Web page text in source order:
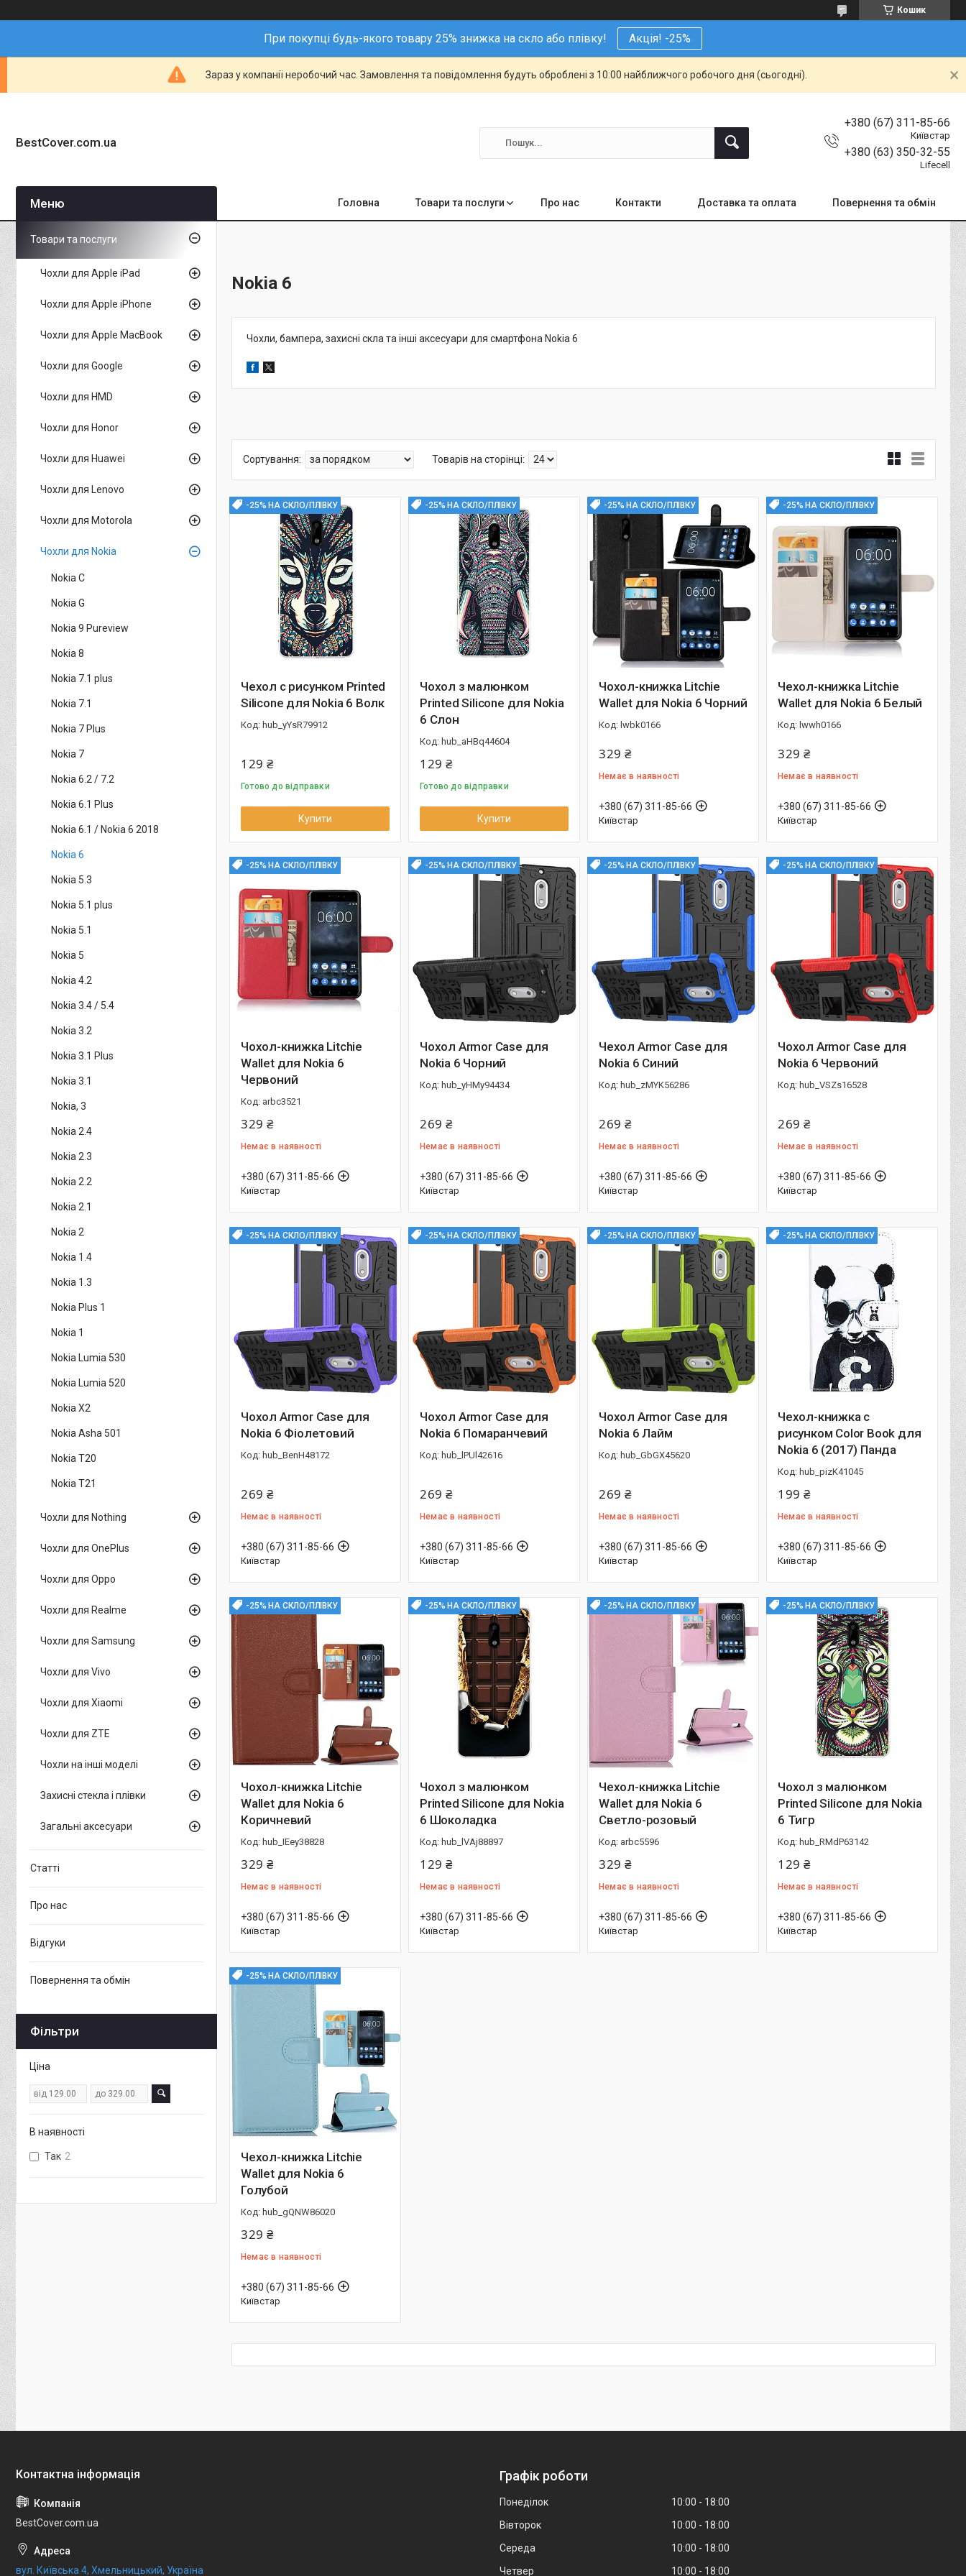
Кошик
При покупці будь-якого товару 25% знижка на скло або плівку! Акція! -25%
Зараз у компанії неробочий час. Замовлення та повідомлення будуть оброблені з 10:00 найближчого робочого дня (сьогодні).
BestCover.com.ua
+380 (67) 311-85-66
Київстар
+380 (63) 350-32-55
Lifecell
Головна Товари та послуги Про нас Контакти Доставка та оплата Повернення та обмін
Nokia 6
Чохли, бампера, захисні скла та інші аксесуари для смартфона Nokia 6
-25% НА СКЛО/ПЛІВКУ
Чехол с рисунком Printed
Silicone для Nokia 6 Волк
hub_yYsR79912
129 ₴
Готово до відправки
Купити
-25% НА СКЛО/ПЛІВКУ
Чохол з малюнком
Printed Silicone для Nokia
6 Слон
hub_aHBq44604
129 ₴
Готово до відправки
Купити
-25% НА СКЛО/ПЛІВКУ
Чохол-книжка Litchie
Wallet для Nokia 6 Чорний
lwbk0166
329 ₴
Немає в наявності
+380 (67) 311-85-66
Київстар
-25% НА СКЛО/ПЛІВКУ
Чехол-книжка Litchie
Wallet для Nokia 6 Белый
lwwh0166
329 ₴
Немає в наявності
+380 (67) 311-85-66
Київстар
-25% НА СКЛО/ПЛІВКУ
Чохол-книжка Litchie
Wallet для Nokia 6
Червоний
arbc3521
329 ₴
Немає в наявності
+380 (67) 311-85-66
Київстар
-25% НА СКЛО/ПЛІВКУ
Чохол Armor Case для
Nokia 6 Чорний
hub_yHMy94434
269 ₴
Немає в наявності
+380 (67) 311-85-66
Київстар
-25% НА СКЛО/ПЛІВКУ
Чехол Armor Case для
Nokia 6 Синий
hub_zMYK56286
269 ₴
Немає в наявності
+380 (67) 311-85-66
Київстар
-25% НА СКЛО/ПЛІВКУ
Чохол Armor Case для
Nokia 6 Червоний
hub_VSZs16528
269 ₴
Немає в наявності
+380 (67) 311-85-66
Київстар
-25% НА СКЛО/ПЛІВКУ
Чохол Armor Case для
Nokia 6 Фіолетовий
hub_BenH48172
269 ₴
Немає в наявності
+380 (67) 311-85-66
Київстар
-25% НА СКЛО/ПЛІВКУ
Чохол Armor Case для
Nokia 6 Помаранчевий
hub_lPUl42616
269 ₴
Немає в наявності
+380 (67) 311-85-66
Київстар
-25% НА СКЛО/ПЛІВКУ
Чохол Armor Case для
Nokia 6 Лайм
hub_GbGX45620
269 ₴
Немає в наявності
+380 (67) 311-85-66
Київстар
-25% НА СКЛО/ПЛІВКУ
Чехол-книжка с
рисунком Color Book для
Nokia 6 (2017) Панда
hub_pizK41045
199 ₴
Немає в наявності
+380 (67) 311-85-66
Київстар
-25% НА СКЛО/ПЛІВКУ
Чохол-книжка Litchie
Wallet для Nokia 6
Коричневий
hub_IEey38828
329 ₴
Немає в наявності
+380 (67) 311-85-66
Київстар
-25% НА СКЛО/ПЛІВКУ
Чохол з малюнком
Printed Silicone для Nokia
6 Шоколадка
hub_lVAj88897
129 ₴
Немає в наявності
+380 (67) 311-85-66
Київстар
-25% НА СКЛО/ПЛІВКУ
Чехол-книжка Litchie
Wallet для Nokia 6
Светло-розовый
arbc5596
329 ₴
Немає в наявності
+380 (67) 311-85-66
Київстар
-25% НА СКЛО/ПЛІВКУ
Чохол з малюнком
Printed Silicone для Nokia
6 Тигр
hub_RMdP63142
129 ₴
Немає в наявності
+380 (67) 311-85-66
Київстар
-25% НА СКЛО/ПЛІВКУ
Чехол-книжка Litchie
Wallet для Nokia 6
Голубой
hub_gQNW86020
329 ₴
Немає в наявності
+380 (67) 311-85-66
Київстар
Товари та послуги
Чохли для Apple iPad
Чохли для Apple iPhone
Чохли для Apple MacBook
Чохли для Google
Чохли для HMD
Чохли для Honor
Чохли для Huawei
Чохли для Lenovo
Чохли для Motorola
Чохли для Nokia
Nokia C
Nokia G
Nokia 9 Pureview
Nokia 8
Nokia 7.1 plus
Nokia 7.1
Nokia 7 Plus
Nokia 7
Nokia 6.2 / 7.2
Nokia 6.1 Plus
Nokia 6.1 / Nokia 6 2018
Nokia 6
Nokia 5.3
Nokia 5.1 plus
Nokia 5.1
Nokia 5
Nokia 4.2
Nokia 3.4 / 5.4
Nokia 3.2
Nokia 3.1 Plus
Nokia 3.1
Nokia, 3
Nokia 2.4
Nokia 2.3
Nokia 2.2
Nokia 2.1
Nokia 2
Nokia 1.4
Nokia 1.3
Nokia Plus 1
Nokia 1
Nokia Lumia 530
Nokia Lumia 520
Nokia X2
Nokia Asha 501
Nokia T20
Nokia T21
Чохли для Nothing
Чохли для OnePlus
Чохли для Oppo
Чохли для Realme
Чохли для Samsung
Чохли для Vivo
Чохли для Xiaomi
Чохли для ZTE
Чохли на інші моделі
Захисні стекла і плівки
Загальні аксесуари
Статті
Про нас
Відгуки
Повернення та обмін
Фільтри
Ціна
В наявності
Так 2
BestCover.com.ua
вул. Київська 4, Хмельницький, Україна
Графік роботи
Понеділок 10:00
18:00
Вівторок
10:00
18:00
Середа
10:00
18:00
Четвер
10:00 18:00